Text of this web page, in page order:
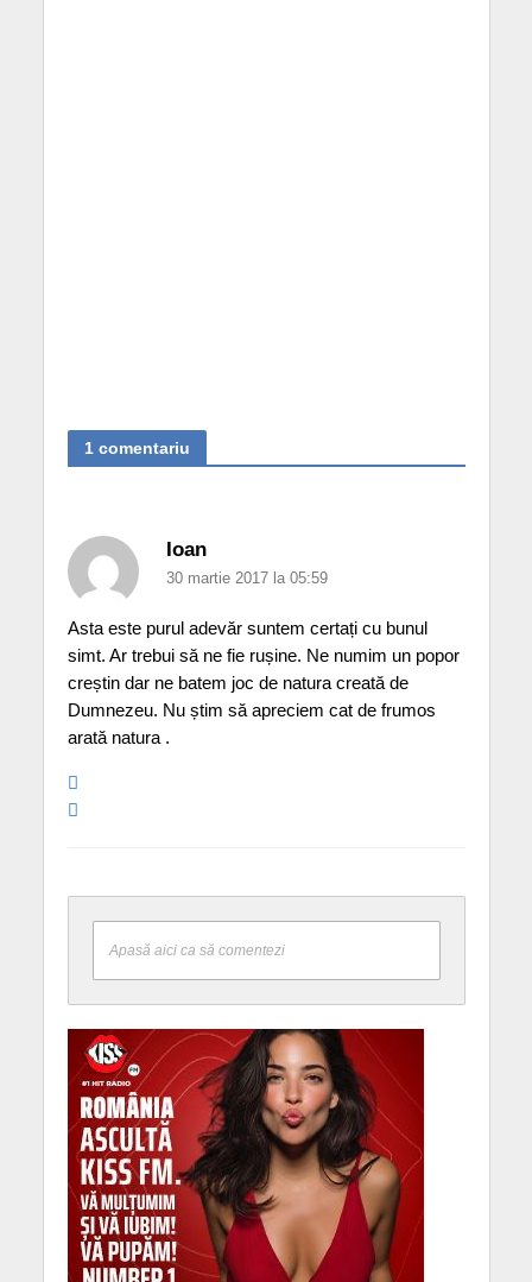
1 comentariu
Ioan
30 martie 2017 la 05:59
Asta este purul adevăr suntem certați cu bunul
simt. Ar trebui să ne fie rușine. Ne numim un popor
creștin dar ne batem joc de natura creată de
Dumnezeu. Nu știm să apreciem cat de frumos
arată natura .
Apasă aici ca să comentezi